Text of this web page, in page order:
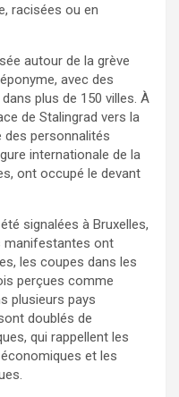
racisées ou en
autour de la grève
avec des
plus de 150 villes. À
de Stalingrad vers la
des personnalités
internationale de la
ont occupé le devant
signalées à Bruxelles,
manifestantes ont
les coupes dans les
perçues comme
plusieurs pays
doublés de
qui rappellent les
et les